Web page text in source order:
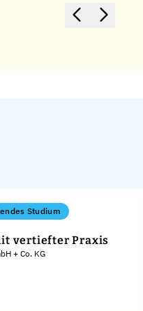
Studium
vertiefter Praxis
+ Co. KG